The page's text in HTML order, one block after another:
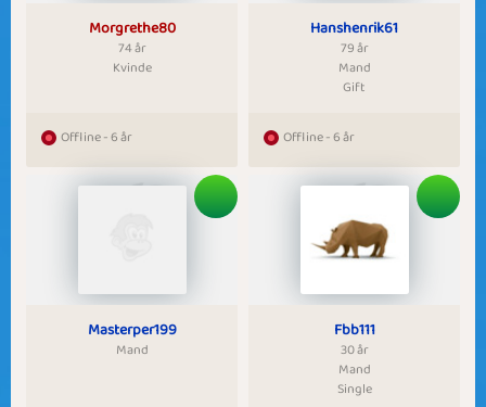
Morgrethe80
74 år
Kvinde
Offline - 6 år
Hanshenrik61
79 år
Mand
Gift
Offline - 6 år
Masterper199
Mand
Fbb111
30 år
Mand
Single